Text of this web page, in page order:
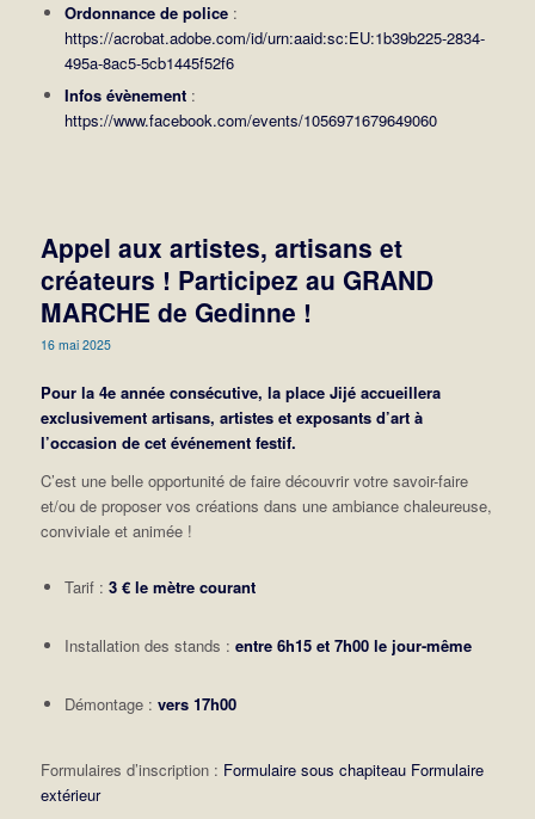
Ordonnance de police:
https://acrobat.adobe.com/id/urn:aaid:sc:EU:1b39b225-2834-
495a-8ac5-5cb1445f52f6
Infos évènement:
https://www.facebook.com/events/1056971679649060
Appel aux artistes, artisans et
créateurs ! Participez au GRAND
MARCHE de Gedinne !
16 mai 2025
Pour la 4e année consécutive, la place Jijé accueillera
exclusivement artisans, artistes et exposants d’art à
l’occasion de cet événement festif.
C’est une belle opportunité de faire découvrir votre savoir-faire
et/ou de proposer vos créations dans une ambiance chaleureuse,
conviviale et animée !
Tarif : 3 € le mètre courant
Installation des stands : entre 6h15 et 7h00 le jour-même
Démontage : vers 17h00
Formulaires d’inscription : Formulaire sous chapiteau Formulaire
extérieur